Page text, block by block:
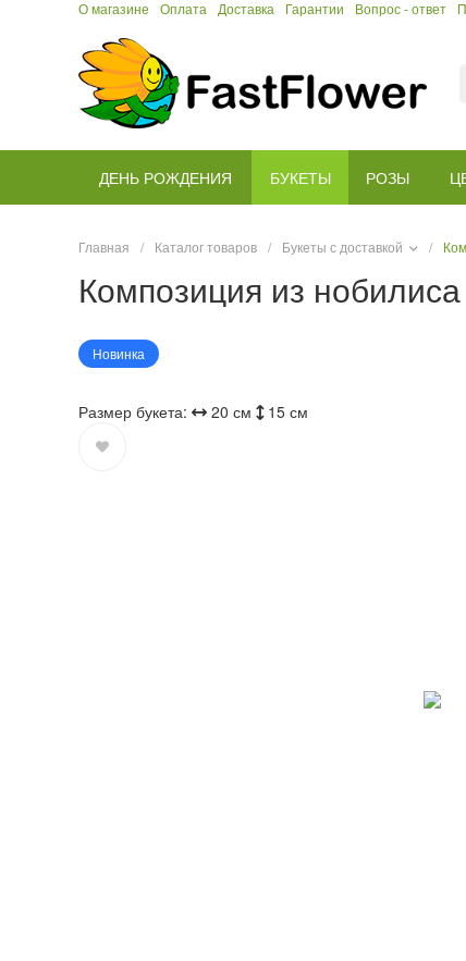
О магазине Оплата Доставка Гарантии Вопрос - ответ
ДЕНЬ РОЖДЕНИЯ БУКЕТЫ РОЗЫ
Главная / Каталог товаров / Букеты с доставкой /
Композиция из
Новинка
Размер букета: 20 см 15 см